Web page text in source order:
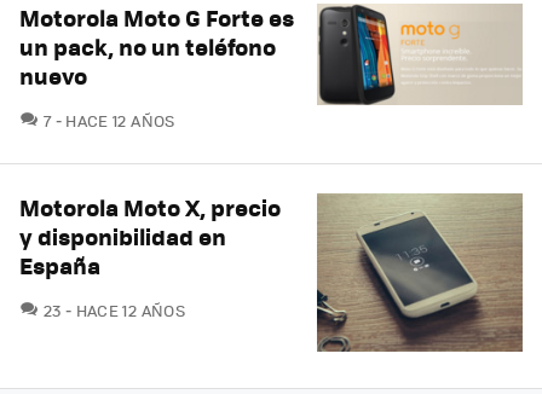
Motorola Moto G Forte es
un pack, no un teléfono
nuevo
7COMENTARIOS
HACE 12 AÑOS
Motorola Moto X, precio
y disponibilidad en
España
23 COMENTARIOS
HACE 12 AÑOS